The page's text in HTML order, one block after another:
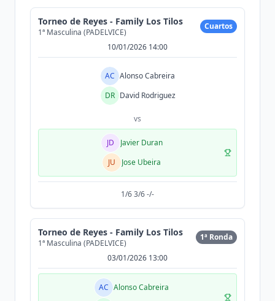
Torneo de Reyes - Family Los Tilos
1ª Masculina (PADELVICE)
Cuartos
10/01/2026 14:00
AC Alonso Cabreira
DR David Rodriguez
vs
JD
Javier Duran
JU
Jose Ubeira
1/6 3/6 -/-
Torneo de Reyes - Family Los Tilos
1ª Masculina (PADELVICE)
1ª Ronda
03/01/2026 13:00
AC Alonso Cabreira